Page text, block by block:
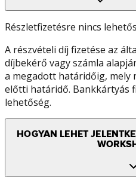
Részletfizetésre nincs
A részvételi díj fizetése az
díjbekérő vagy számla
a megadott határidőig, mely
előtti határidő. Bankkártyás
lehetőség.
HOGYAN LEHET